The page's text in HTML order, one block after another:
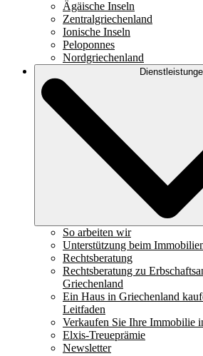
Ägäische Inseln
Zentralgriechenland
Ionische Inseln
Peloponnes
Nordgriechenland
So arbeiten wir
Unterstützung beim
Rechtsberatung
Rechtsberatung zu
Griechenland
Ein Haus in Griechenland
Leitfaden
Verkaufen Sie Ihre Immobilie
Elxis-Treueprämie
Newsletter